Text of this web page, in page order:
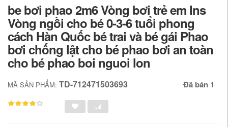
be bơi phao 2m6 Vòng bơi trẻ em Ins
Vòng ngồi cho bé 0-3-6 tuổi phong
cách Hàn Quốc bé trai và bé gái Phao
bơi chống lật cho bé phao bơi an toàn
cho bé phao boi nguoi lon
MÃ SẢN PHẨM: TD-712471503693 Đã bán 1